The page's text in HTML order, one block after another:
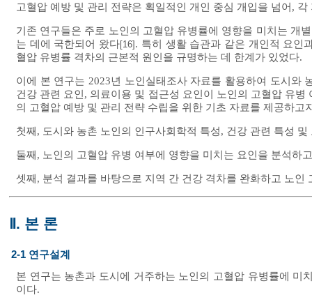
고혈압 예방 및 관리 전략은 획일적인 개인 중심 개입을 넘어,
기존 연구들은 주로 노인의 고혈압 유병률에 영향을 미치는 개
는 데에 국한되어 왔다[16] . 특히 생활 습관과 같은 개인적 요인
혈압 유병률 격차의 근본적 원인을 규명하는 데 한계가 있었다.
이에 본 연구는 2023년 노인실태조사 자료를 활용하여 도시와
건강 관련 요인, 의료이용 및 접근성 요인이 노인의 고혈압 유
의 고혈압 예방 및 관리 전략 수립을 위한 기초 자료를 제공하고
첫째, 도시와 농촌 노인의 인구사회학적 특성, 건강 관련 특성
둘째, 노인의 고혈압 유병 여부에 영향을 미치는 요인을 분석하
셋째, 분석 결과를 바탕으로 지역 간 건강 격차를 완화하고 노
Ⅱ. 본 론
2-1 연구설계
본 연구는 농촌과 도시에 거주하는 노인의 고혈압 유병률에 미
이다.